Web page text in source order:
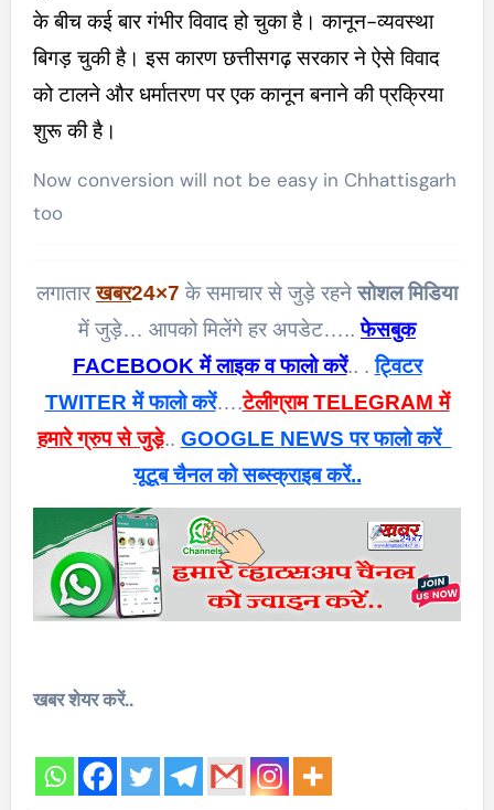
के बीच कई बार गंभीर विवाद हो चुका है। कानून-व्यवस्था
बिगड़ चुकी है। इस कारण छत्तीसगढ़ सरकार ने ऐसे विवाद
को टालने और धर्मातरण पर एक कानून बनाने की प्रक्रिया
शुरू की है।
Now conversion will not be easy in Chhattisgarh
too
लगातारखबर24×7 के समाचार से जुड़े रहनेसोशल मिडिया
में जुड़े… आपको मिलेंगे हर अपडेट…..फेसबुक
FACEBOOK में लाइक व फालो करें.. .ट्विटर
TWITER में फालो करें….टेलीग्राम TELEGRAM में
हमारे ग्रुप से जुड़े.. GOOGLE NEWS पर फालो करें
यूटूब चैनल को सब्स्क्राइब करें..
खबर शेयर करें..